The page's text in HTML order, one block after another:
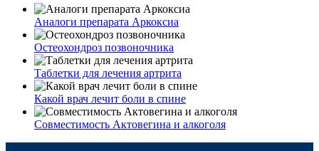
Аналоги препарата Аркоксиа
Остеохондроз позвоночника
Таблетки для лечения артрита
Какой врач лечит боли в спине
Совместимость Актовегина и алкоголя